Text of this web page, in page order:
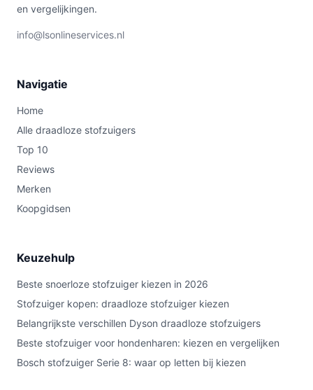
en vergelijkingen.
info@lsonlineservices.nl
Navigatie
Home
Alle draadloze stofzuigers
Top 10
Reviews
Merken
Koopgidsen
Keuzehulp
Beste snoerloze stofzuiger kiezen in 2026
Stofzuiger kopen: draadloze stofzuiger kiezen
Belangrijkste verschillen Dyson draadloze stofzuigers
Beste stofzuiger voor hondenharen: kiezen en vergelijken
Bosch stofzuiger Serie 8: waar op letten bij kiezen